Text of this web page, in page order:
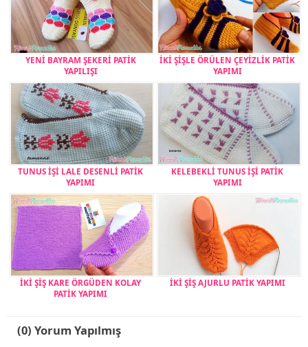
YENİ BAYRAM ŞEKERİ PATİK
YAPILIŞI
İKİ ŞİŞLE ÖRÜLEN ÇEYİZLİK PATİK
YAPIMI
TUNUS İŞİ LALE DESENLİ PATİK
YAPIMI
KELEBEKLİ TUNUS İŞİ PATİK
YAPIMI
İKİ ŞİŞ KARE ÖRGÜDEN KOLAY
PATİK YAPIMI
İKİ ŞİŞ AJURLU PATİK YAPIMI
(0) Yorum Yapılmış